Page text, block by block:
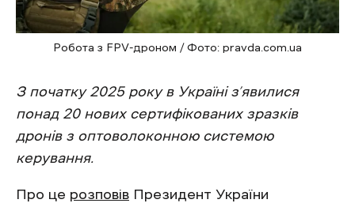
Робота з FPV-дроном / Фото: pravda.com.ua
З початку 2025 року в Україні з’явилися
понад 20 нових сертифікованих зразків
дронів з оптоволоконною системою
керування.
Про це розповів Президент України